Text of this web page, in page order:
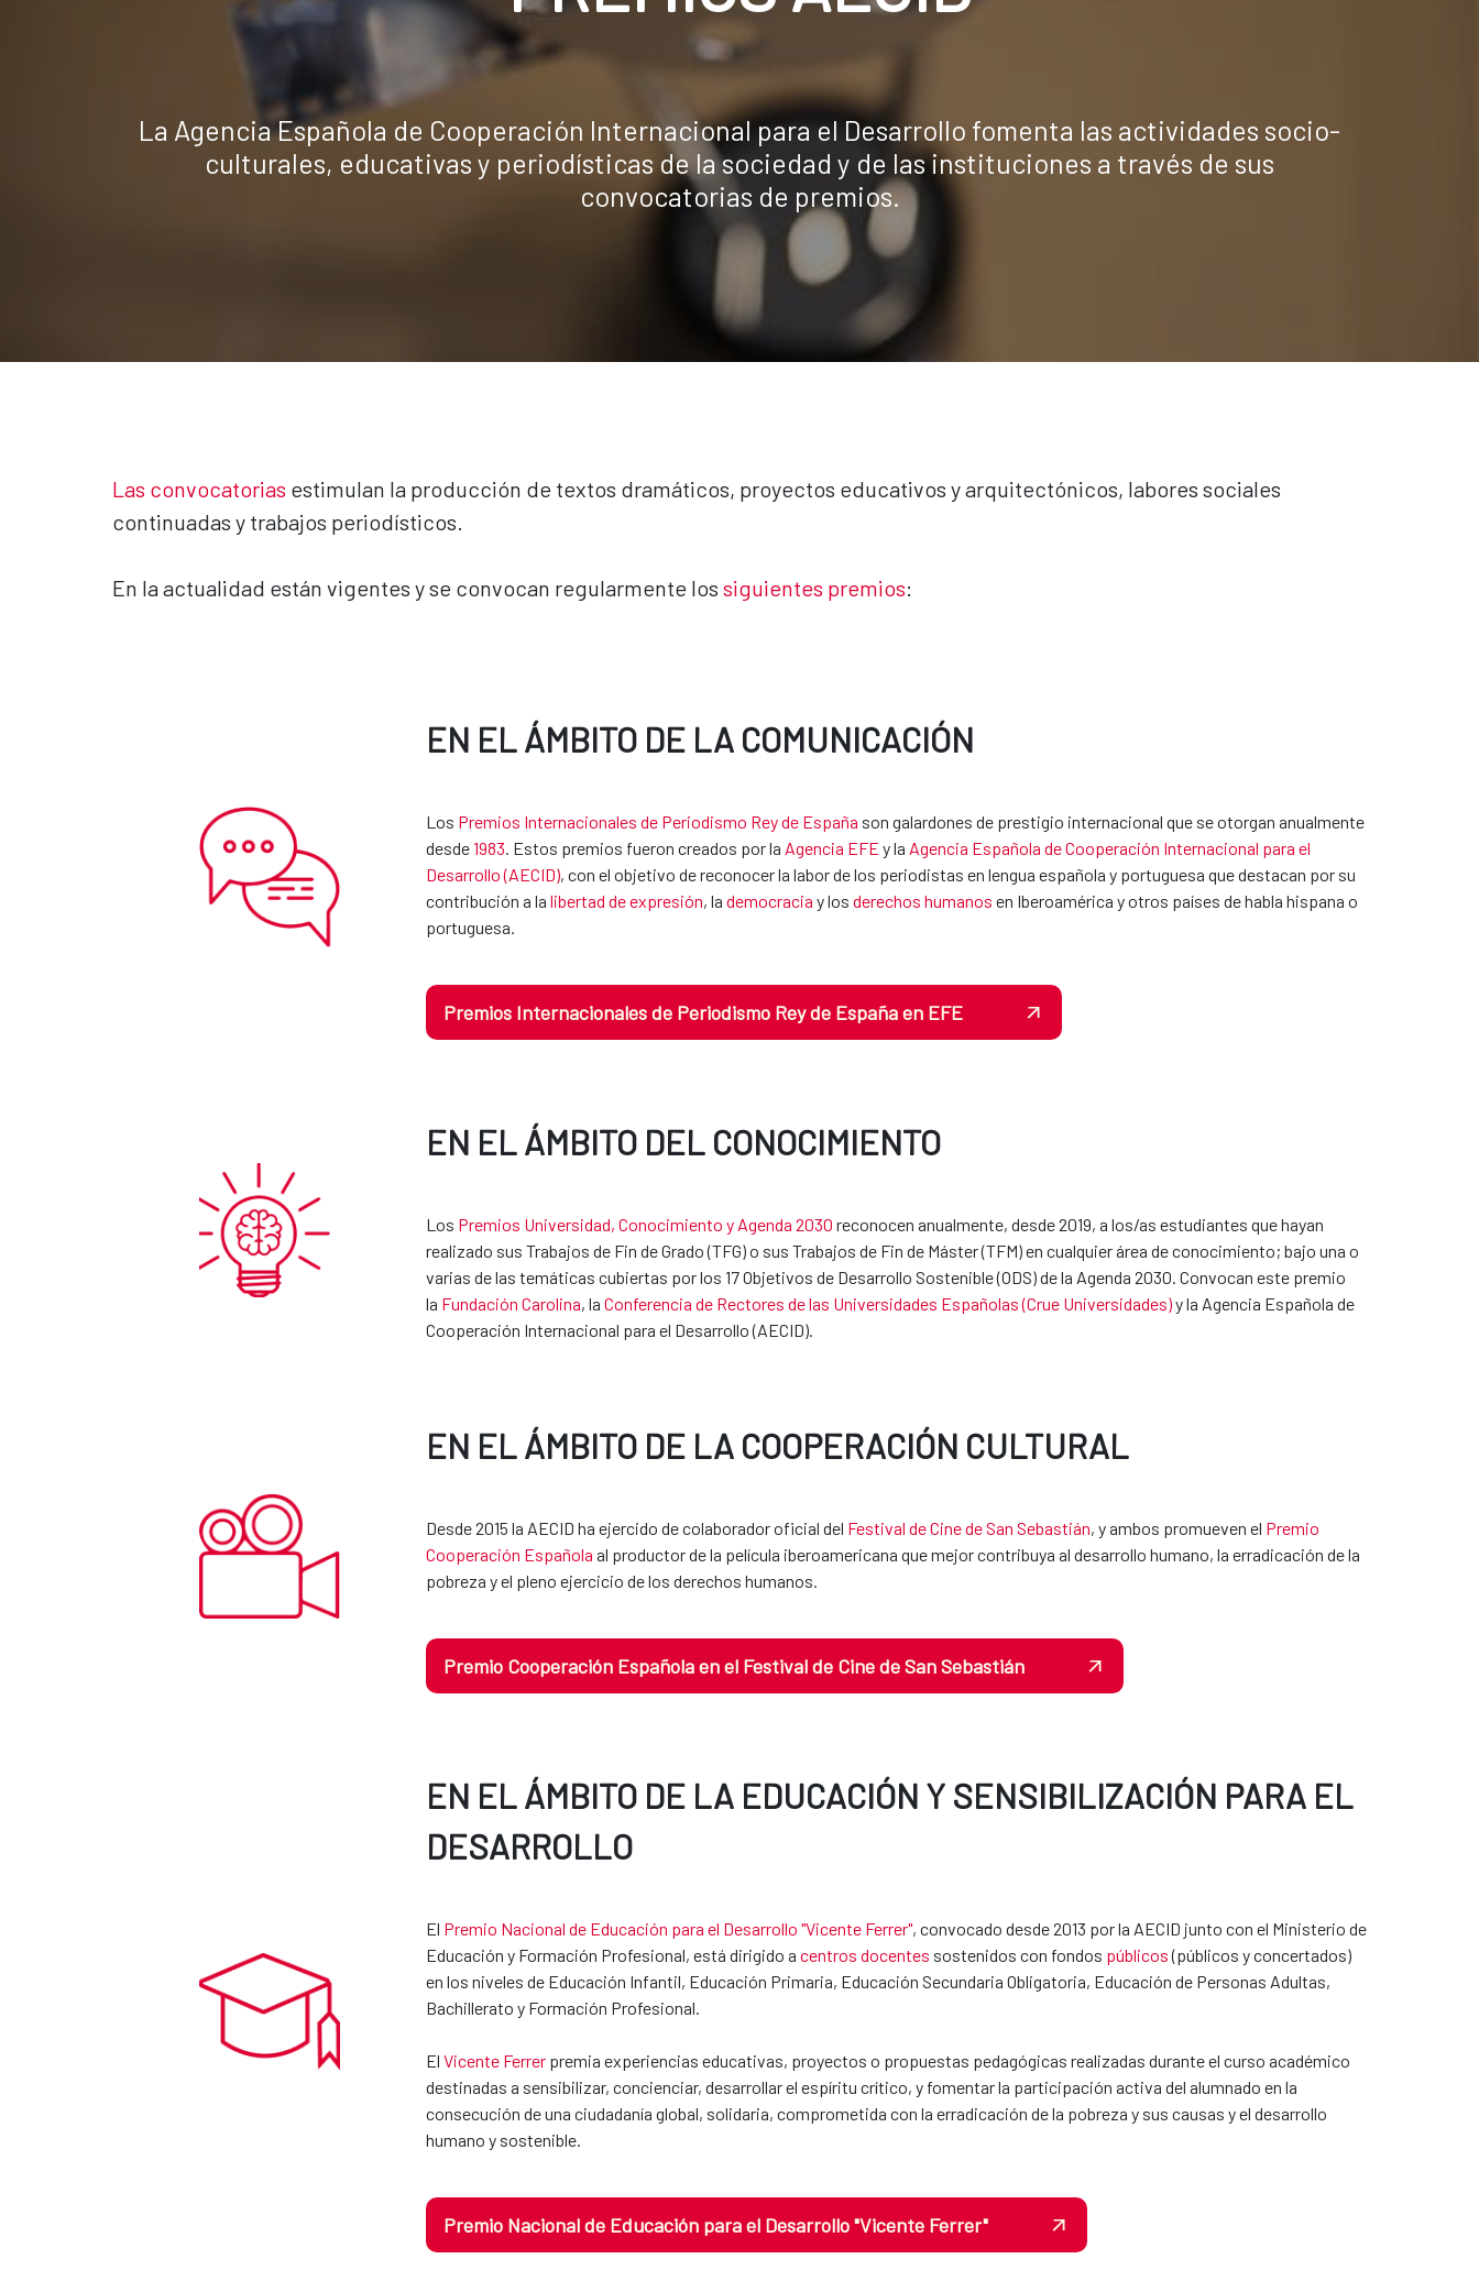
La Agencia Española de Cooperación Internacional para el Desarrollo fomenta las actividades socio-
culturales, educativas y periodísticas de la sociedad y de las instituciones a través de sus
convocatorias de premios.
Las convocatorias estimulan la producción de textos dramáticos, proyectos educativos y arquitectónicos, labores sociales
continuadas y trabajos periodísticos.
En la actualidad están vigentes y se convocan regularmente los siguientes premios:
EN EL ÁMBITO DE LA COMUNICACIÓN
Los Premios Internacionales de Periodismo Rey de España son galardones de prestigio internacional que se otorgan anualmente
desde1983 . Estos premios fueron creados por la Agencia EFE y la Agencia Española de Cooperación Internacional para el
Desarrollo (AECID), con el objetivo de reconocer la labor de los periodistas en lengua española y portuguesa que destacan por su
contribución a la libertad de expresión, la democracia y los derechos humanos en Iberoamérica y otros países de habla hispana o
portuguesa.
Premios Internacionales de Periodismo Rey de España en EFE
EN EL ÁMBITO DEL CONOCIMIENTO
Los Premios Universidad, Conocimiento y Agenda 2030 reconocen anualmente, desde 2019, a los/as estudiantes que hayan
realizado sus Trabajos de Fin de Grado (TFG) o sus Trabajos de Fin de Máster (TFM) en cualquier área de conocimiento; bajo una o
varias de las temáticas cubiertas por los 17 Objetivos de Desarrollo Sostenible (ODS) de la Agenda 2030. Convocan este premio
la Fundación Carolina, la Conferencia de Rectores de las Universidades Españolas (Crue Universidades)y la Agencia Española de
Cooperación Internacional para el Desarrollo (AECID).
EN EL ÁMBITO DE LA COOPERACIÓN CULTURAL
Desde 2015 la AECID ha ejercido de colaborador oficial del Festival de Cine de San Sebastián, y ambos promueven el Premio
Cooperación Española al productor de la película iberoamericana que mejor contribuya al desarrollo humano, la erradicación de la
pobreza y el pleno ejercicio de los derechos humanos.
Premio Cooperación Española en el Festival de Cine de San Sebastián
EN EL ÁMBITO DE LA EDUCACIÓN Y SENSIBILIZACIÓN PARA EL
DESARROLLO
El Premio Nacional de Educación para el Desarrollo "Vicente Ferrer", convocado desde 2013 por la AECID junto con el Ministerio de
Educación y Formación Profesional, está dirigido a centros docentes sostenidos con fondos públicos(públicos y concertados)
en los niveles de Educación Infantil, Educación Primaria, Educación Secundaria Obligatoria, Educación de​​ Personas Adultas,
Bachillerato y Formación Profesional.
El Vicente Ferrer premia experiencias educativas, proyectos o propuestas pedagógicas realizadas durante el curso académico
destinadas a sensibilizar, concienciar, desarrollar el espíritu crítico, y fomentar la participación activa del alumnado en la
consecución de una ciudadanía global, solidaria, comprometida con la erradicación de la pobreza y sus causas y el desarrollo
humano y sostenible.
Premio Nacional de Educación para el Desarrollo "Vicente Ferrer"